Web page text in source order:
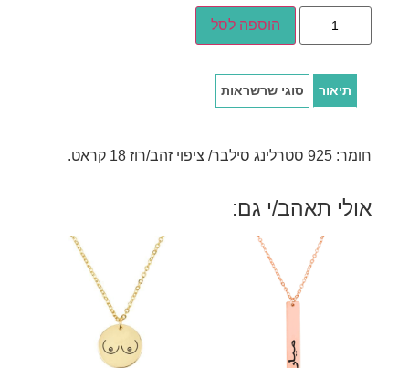
הוספה לסל
תיאור סוגי שרשראות
חומר: 925 סטרלינג סילבר/ ציפוי זהב/רוז 18 קראט.
אולי תאהב/י גם: